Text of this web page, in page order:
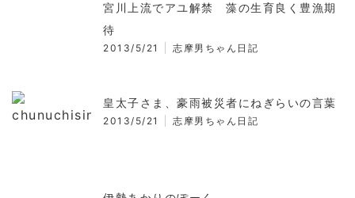
宮川上流でアユ解禁 藻の生育良く豊漁期
待
2013/5/21 志摩男ちゃん日記
皇太子さま、豪雨被災者にねぎらいの言葉
2013/5/21 志摩男ちゃん日記